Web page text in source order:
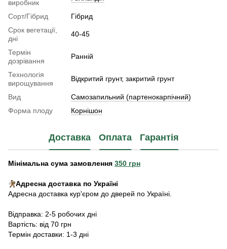
виробник
Сорт/Гібрид
Гібрид
Срок вегетації,
дні
40-45
Термін
дозрівання
Ранній
Технологія
вирощування
Відкритий грунт, закритий грунт
Вид
Самозапильний (партенокарпічний)
Форма плоду
Корнішон
Доставка Оплата Гарантія
Мінімальна сума замовлення 350 грн
Адресна доставка по Україні
Адресна доставка кур'єром до дверей по Україні.
Відправка: 2-5 робочих дні
Вартість: від 70 грн
Термін доставки: 1-3 дні